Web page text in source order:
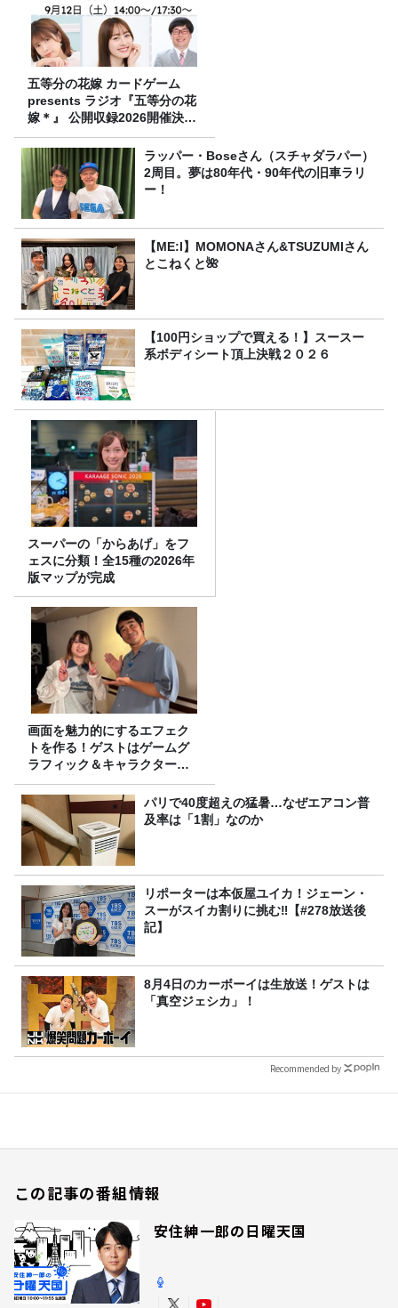
五等分の花嫁 カードゲーム
presents ラジオ『五等分の花
嫁＊』 公開収録2026開催決
定！
ラッパー・Boseさん（スチャダラパー）
2周目。夢は80年代・90年代の旧車ラリ
ー！
【ME:I】MOMONAさん&TSUZUMIさん
とこねくと🌺
【100円ショップで買える！】スースー
系ボディシート頂上決戦２０２６
スーパーの「からあげ」をフ
ェスに分類！全15種の2026年
版マップが完成
画面を魅力的にするエフェク
トを作る！ゲストはゲームグ
ラフィック＆キャラクター専
攻の遠藤里桜さん！
パリで40度超えの猛暑…なぜエアコン普
及率は「1割」なのか
リポーターは本仮屋ユイカ！ジェーン・
スーがスイカ割りに挑む‼【#278放送後
記】
8月4日のカーボーイは生放送！ゲストは
「真空ジェシカ」！
Recommended by
この記事の番組情報
安住紳一郎の日曜天国